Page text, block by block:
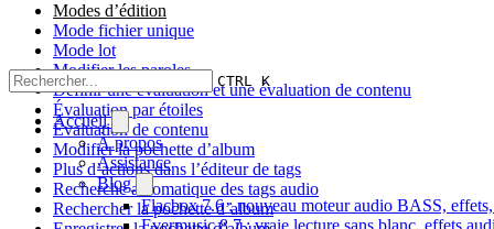
CTRL K
Accueil
À propos
Assistance
Blog
Flacbox 7.6 : nouveau moteur audio BASS,
Evermusic 8.7 : vraie lecture sans blanc, effets
Modes d’édition
Mode fichier unique
Mode lot
Modifier les paroles
Définir une évaluation et une évaluation de contenu
Évaluation par étoiles
Évaluation de contenu
Modifier la pochette d’album
Plus d’actions dans l’éditeur de tags
Recherche automatique des tags audio
Rechercher la pochette d’album